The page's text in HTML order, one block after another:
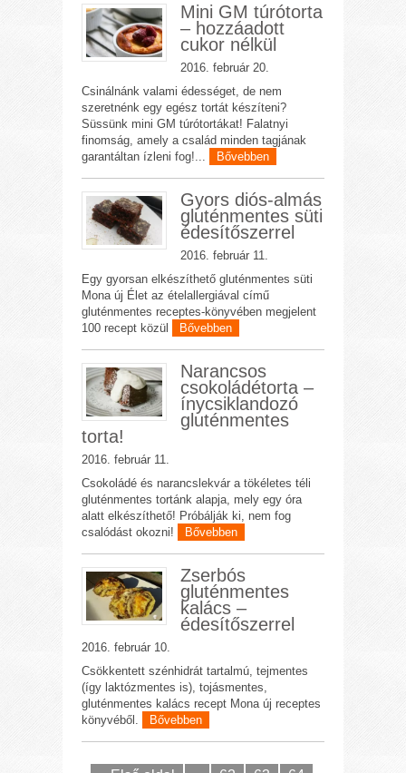
Mini GM túrótorta
– hozzáadott
cukor nélkül
2016. február 20.
Csinálnánk valami édességet, de nem
szeretnénk egy egész tortát készíteni?
Süssünk mini GM túrótortákat! Falatnyi
finomság, amely a család minden tagjának
garantáltan ízleni fog!...
Bővebben
Gyors diós-almás
gluténmentes süti
édesítőszerrel
2016. február 11.
Egy gyorsan elkészíthető gluténmentes süti
Mona új Élet az ételallergiával című
gluténmentes receptes-könyvében megjelent
100 recept közül
Bővebben
Narancsos
csokoládétorta –
ínycsiklandozó
gluténmentes
torta!
2016. február 11.
Csokoládé és narancslekvár a tökéletes téli
gluténmentes tortánk alapja, mely egy óra
alatt elkészíthető! Próbálják ki, nem fog
csalódást okozni!
Bővebben
Zserbós
gluténmentes
kalács –
édesítőszerrel
2016. február 10.
Csökkentett szénhidrát tartalmú, tejmentes
(így laktózmentes is), tojásmentes,
gluténmentes kalács recept Mona új receptes
könyvéből.
Bővebben